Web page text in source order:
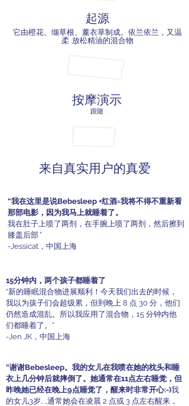
起源
它由橙花、缬草根、薰衣草制成。依兰依兰，又温
柔 放松精油的混合物
按摩演示
跟随
来自真实用户的真爱
“我在这里是说Bebesleep +红酒=我将不得不重新看
那部电影，因为我马上就睡着了。
我在肚子上喷了两剂，在手腕上喷了两剂，然后擦到
膝盖后部”
-Jessicat，中国上海
15分钟内，两个孩子都睡着了
“新的睡眠混合物进展顺利！今天我们出去的时候，
我以为孩子们会超级累，但到晚上 8 点 30 分，他们
仍然造成混乱。所以我应用了混合物，15 分钟内他
们都睡着了。”
-Jen JK，中国上海
“谢谢Bebesleep。我的女儿在我喷在她的枕头和睡
衣上几分钟后就摔倒了。她通常在11点左右睡觉，但
昨晚她已经在晚上9点睡觉了，醒来时非常开心:-)我
的女儿3岁.. ..通常她会在凌晨 2 点或 3 点左右醒来，